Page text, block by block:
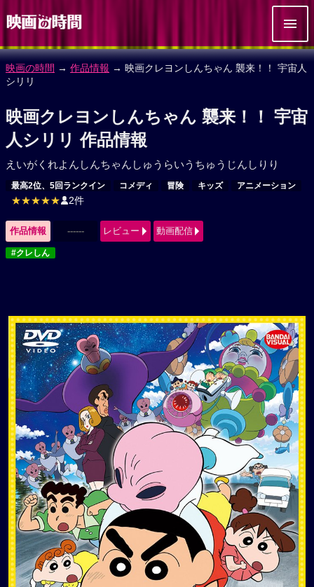
映画の時間 → 作品情報 → 映画クレヨンしんちゃん 襲来！！ 宇宙人
シリリ
映画クレヨンしんちゃん 襲来！！ 宇宙
人シリリ 作品情報
えいがくれよんしんちゃんしゅうらいうちゅうじんしりり
最高2位、5回ランクイン コメディ 冒険 キッズ アニメーション
★★★★★ 2件
作品情報 ------ レビュー 動画配信
#クレしん